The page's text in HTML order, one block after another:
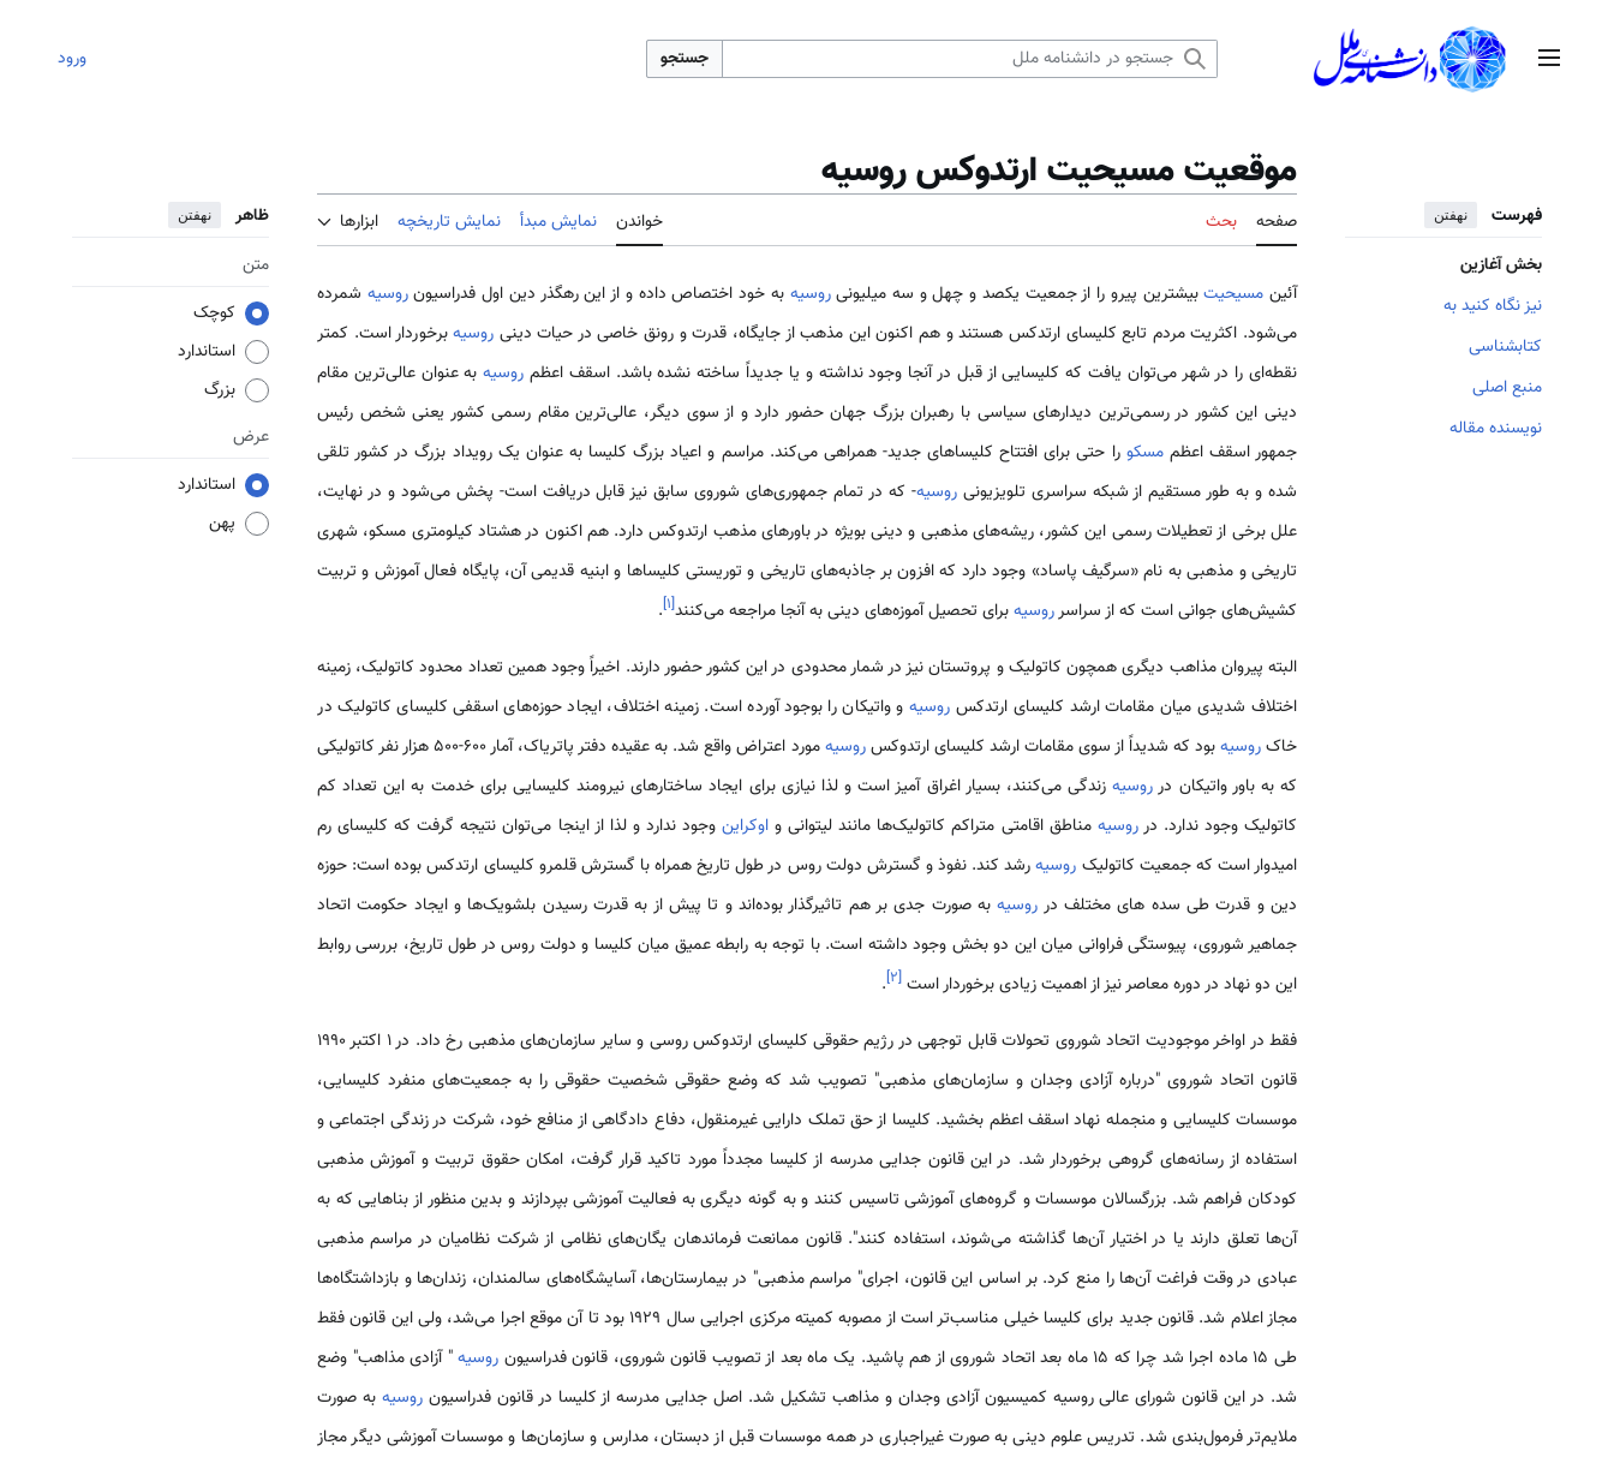
منوی اصلی جستجو ورود
فهرست نهفتن
بخش آغازین
نیز نگاه کنید به
کتابشناسی
منبع اصلی
نویسنده مقاله
موقعیت مسیحیت ارتدوکس روسیه
صفحه بحث خواندن نمایش مبدأ نمایش تاریخچه ابزارها ظاهر نهفتن
متن
کوچک
استاندارد
بزرگ
عرض
استاندارد
پهن
آئین مسیحیتبیشترین پیرو را از جمعیت یکصد و چهل و سه میلیونیروسیه به خود اختصاص داده و از این رهگذر دین اول فدراسیونروسیه شمرده
می‌شود. اکثریت مردم تابع کلیسای ارتدکس هستند و هم اکنون این مذهب از جایگاه، قدرت و رونق خاصی در حیات دینیروسیهبرخوردار است. کمتر
نقطه‌ای را در شهر می‌توان یافت که کلیسایی از قبل در آنجا وجود نداشته و یا جدیداً ساخته نشده باشد. اسقف اعظم روسیهبه عنوان عالی‌ترین مقام
دینی این کشور در رسمی‌ترین دیدارهای سیاسی با رهبران بزرگ جهان حضور دارد و از سوی دیگر، عالی‌ترین مقام رسمی کشور یعنی شخص رئیس
جمهور اسقف اعظممسکو را حتی برای افتتاح کلیساهای جدید- همراهی می‌کند. مراسم و اعیاد بزرگ کلیسا به عنوان یک رویداد بزرگ در کشور تلقی
شده و به طور مستقیم از شبکه سراسری تلویزیونیروسیه- که در تمام جمهوری‌های شوروی سابق نیز قابل دریافت است- پخش می‌شود و در نهایت،
علل برخی از تعطیلات رسمی این کشور، ریشه‌های مذهبی و دینی بویژه در باورهای مذهب ارتدوکس دارد. هم اکنون در هشتاد کیلومتری مسکو، شهری
تاریخی و مذهبی به نام «سرگیف پاساد» وجود دارد که افزون بر جاذبه‌های تاریخی و توریستی کلیساها و ابنیه قدیمی آن، پایگاه فعال آموزش و تربیت
کشیش‌های جوانی است که از سراسرروسیهبرای تحصیل آموزه‌های دینی به آنجا مراجعه می‌کنند[۱]
.
البته پیروان مذاهب دیگری همچون کاتولیک و پروتستان نیز در شمار محدودی در این کشور حضور دارند. اخیراً وجود همین تعداد محدود کاتولیک، زمینه
اختلاف شدیدی میان مقامات ارشد کلیسای ارتدکس روسیه و واتیکان را بوجود آورده است. زمینه اختلاف، ایجاد حوزه‌های اسقفی کلیسای کاتولیک در
خاکروسیهبود که شدیداً از سوی مقامات ارشد کلیسای ارتدوکسروسیه
مورد اعتراض واقع شد. به عقیده دفتر پاتریاک، آمار 600-500 هزار نفر کاتولیکی
که به باور واتیکان درروسیهزندگی می‌کنند، بسیار اغراق آمیز است و لذا نیازی برای ایجاد ساختارهای نیرومند کلیسایی برای خدمت به این تعداد کم
کاتولیک وجود ندارد. درروسیه مناطق اقامتی متراکم کاتولیک‌ها مانند لیتوانی و اوکراین وجود ندارد و لذا از اینجا می‌توان نتیجه گرفت که کلیسای رم
امیدوار است که جمعیت کاتولیک روسیهرشد کند. نفوذ و گسترش دولت روس در طول تاریخ همراه با گسترش قلمرو کلیسای ارتدکس بوده است: حوزه
دین و قدرت طی سده های مختلف در روسیهبه صورت جدی بر هم تاثیرگذار بوده‌اند و تا پیش از به قدرت رسیدن بلشویک‌ها و ایجاد حکومت اتحاد
جماهیر شوروی، پیوستگی فراوانی میان این دو بخش وجود داشته است. با توجه به رابطه عمیق میان کلیسا و دولت روس در طول تاریخ، بررسی روابط
این دو نهاد در دوره معاصر نیز از اهمیت زیادی برخوردار است [۲]
.
فقط در اواخر موجودیت اتحاد شوروی تحولات قابل توجهی در رژیم حقوقی کلیسای ارتدوکس روسی و سایر سازمان‌های مذهبی رخ داد. در 1 اکتبر 1990
قانون اتحاد شوروی "درباره آزادی وجدان و سازمان‌های مذهبی" تصویب شد که وضع حقوقی شخصیت حقوقی را به جمعیت‌های منفرد کلیسایی،
موسسات کلیسایی و منجمله نهاد اسقف اعظم بخشید. کلیسا از حق تملک دارایی غیرمنقول، دفاع دادگاهی از منافع خود، شرکت در زندگی اجتماعی و
استفاده از رسانه‌های گروهی برخوردار شد. در این قانون جدایی مدرسه از کلیسا مجدداً مورد تاکید قرار گرفت، امکان حقوق تربیت و آموزش مذهبی
کودکان فراهم شد. بزرگسالان موسسات و گروه‌های آموزشی تاسیس کنند و به گونه دیگری به فعالیت آموزشی بپردازند و بدین منظور از بناهایی که به
آن‌ها تعلق دارند یا در اختیار آن‌ها گذاشته می‌شوند، استفاده کنند". قانون ممانعت فرماندهان یگان‌های نظامی از شرکت نظامیان در مراسم مذهبی
عبادی در وقت فراغت آن‌ها را منع کرد. بر اساس این قانون، اجرای" مراسم مذهبی" در بیمارستان‌ها، آسایشگاه‌های سالمندان، زندان‌ها و بازداشتگاه‌ها
مجاز اعلام شد. قانون جدید برای کلیسا خیلی مناسب‌تر است از مصوبه کمیته مرکزی اجرایی سال 1929 بود تا آن موقع اجرا می‌شد، ولی این قانون فقط
طی 15 ماده اجرا شد چرا که 15 ماه بعد اتحاد شوروی از هم پاشید. یک ماه بعد از تصویب قانون شوروی، قانون فدراسیون
روسیه" آزادی مذاهب" وضع
شد. در این قانون شورای عالی روسیه کمیسیون آزادی وجدان و مذاهب تشکیل شد. اصل جدایی مدرسه از کلیسا در قانون فدراسیونروسیه به صورت
ملایم‌تر فرمول‌بندی شد. تدریس علوم دینی به صورت غیراجباری در همه موسسات قبل از دبستان، مدارس و سازمان‌ها و موسسات آموزشی دیگر مجاز